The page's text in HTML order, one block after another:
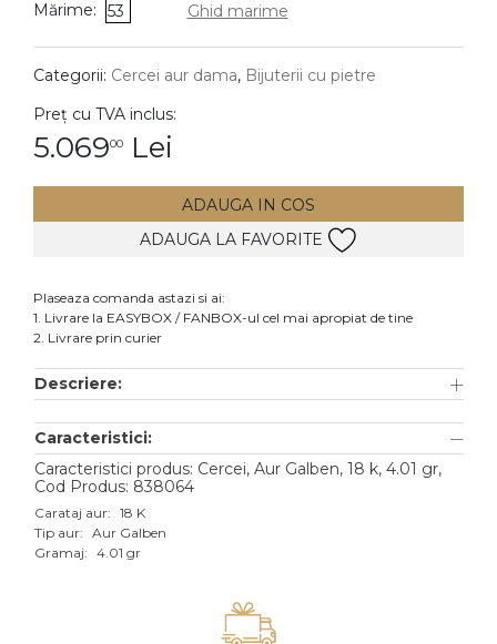
DIAMANTE Vezi toate
Cercei
Accesorii
Aur alb
Aur roz
Aur mixt
Mărime: 53 Ghid marime
Categorii: Cercei aur dama, Bijuterii cu pietre
Preț cu TVA inclus:
5.06900 Lei
ADAUGA IN COS
ADAUGA LA FAVORITE
Plaseaza comanda astazi si ai:
1. Livrare la EASYBOX / FANBOX-ul cel mai apropiat de tine
2. Livrare prin curier
Descriere:
Caracteristici:
Caracteristici produs: Cercei, Aur Galben, 18 k, 4.01 gr,
Cod Produs: 838064
Carataj aur: 18 K
Tip aur: Aur Galben
Gramaj: 4.01 gr